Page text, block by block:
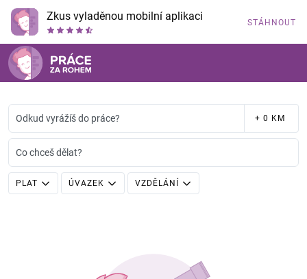
Zkus vyladěnou mobilní aplikaci STÁHNOUT
Odkud vyrážíš do práce? + 0 KM
Co chceš dělat?
PLAT ÚVAZEK VZDĚLÁNÍ